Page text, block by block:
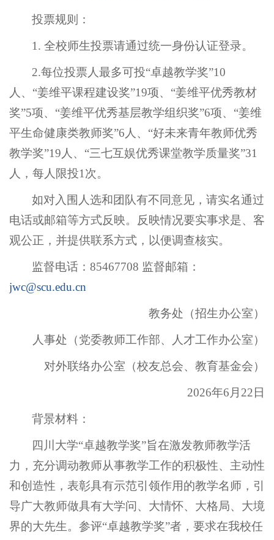
投票规则：
1. 全校师生投票请通过统一身份认证登录。
2.每位投票人最多可投“卓越教学奖”10
人、“姜维平课程建设奖”19项、“姜维平优秀教材
奖”5项、“姜维平优秀基层教学组织奖”6项、“姜维
平生命健康类教师奖”6人、“好未来青年教师优秀
教学奖”19人、“三七互娱优秀课堂教学质量奖”31
人，每人限投1次。
如对入围人选和团队有不同意见，请实名通过
电话或邮箱等方式反映。反映情况要实事求是、客
观公正，并提供联系方式，以便调查核实。
监督电话：85467708 监督邮箱：
jwc@scu.edu.cn
教务处（招生办公室）
人事处（党委教师工作部、人才工作办公室）
对外联络办公室（校友总会、教育基金会）
2026年6月22日
背景材料：
四川大学“卓越教学奖”旨在激发教师教学活
力，充分调动教师从事教学工作的积极性、主动性
和创造性，表彰具有示范引领作用的教学名师，引
导广大教师做具有大学问、大情怀、大格局、大境
界的大先生。参评“卓越教学奖”者，要求在我校任